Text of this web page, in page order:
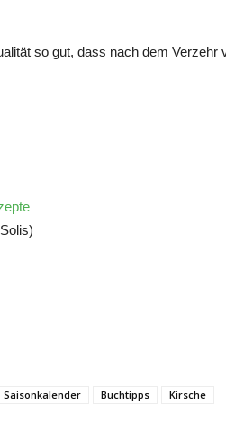
so gut, dass nach dem Verzehr
Saisonkalender Buchtipps Kirsche